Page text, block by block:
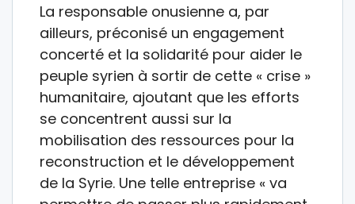
La responsable onusienne a, par
ailleurs, préconisé un engagement
concerté et la solidarité pour aider le
peuple syrien à sortir de cette « crise »
humanitaire, ajoutant que les efforts
se concentrent aussi sur la
mobilisation des ressources pour la
reconstruction et le développement
de la Syrie. Une telle entreprise « va